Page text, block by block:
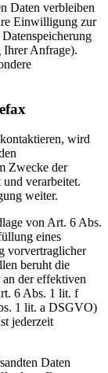
Daten verbleiben
Einwilligung zur
Ihrer Anfrage).
wird
Zwecke der
verarbeitet.
weiter.
von Art. 6 Abs.
eines
vorvertraglicher
beruht die
an der effektiven
6 Abs. 1 lit. f
1 lit. a DSGVO)
jederzeit
Daten